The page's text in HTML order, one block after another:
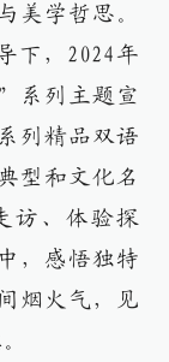
美学哲思。
下，2024年
系列主题宣
列精品双语
型和文化名
访、体验探
，感悟独特
烟火气，见